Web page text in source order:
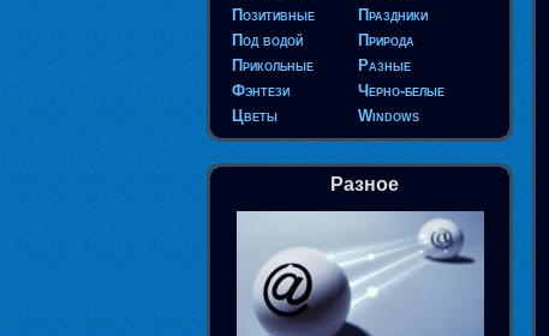
Позитивные
Праздники
Под водой
Природа
Прикольные
Разные
Фэнтези
Черно-белые
Цветы
Windows
Разное